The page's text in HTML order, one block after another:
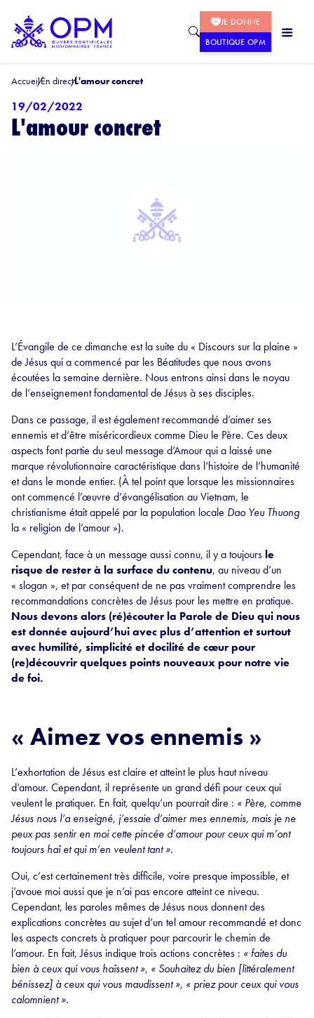
JE DONNE
BOUTIQUE OPM
AccueilEn directL'amour concret
19/02/2022
L'amour concret
L’Évangile de ce dimanche est la suite du « Discours sur la plaine »
de Jésus qui a commencé par les Béatitudes que nous avons
écoutées la semaine dernière. Nous entrons ainsi dans le noyau
de l’enseignement fondamental de Jésus à ses disciples.
Dans ce passage, il est également recommandé d’aimer ses
ennemis et d’être miséricordieux comme Dieu le Père. Ces deux
aspects font partie du seul message d’Amour qui a laissé une
marque révolutionnaire caractéristique dans l’histoire de l’humanité
et dans le monde entier. (À tel point que lorsque les missionnaires
ont commencé l’œuvre d’évangélisation au Vietnam, le
christianisme était appelé par la population locale Dao Yeu Thuong
la « religion de l’amour »).
Cependant, face à un message aussi connu, il y a toujours le
risque de rester à la surface du contenu, au niveau d’un
« slogan », et par conséquent de ne pas vraiment comprendre les
recommandations concrètes de Jésus pour les mettre en pratique.
Nous devons alors (ré)écouter la Parole de Dieu qui nous
est donnée aujourd’hui avec plus d’attention et surtout
avec humilité, simplicité et docilité de cœur pour
(re)découvrir quelques points nouveaux pour notre vie
de foi.
« Aimez vos ennemis »
L’exhortation de Jésus est claire et atteint le plus haut niveau
d’amour. Cependant, il représente un grand défi pour ceux qui
veulent le pratiquer. En fait, quelqu’un pourrait dire : « Père, comme
Jésus nous l’a enseigné, j’essaie d’aimer mes ennemis, mais je ne
peux pas sentir en moi cette pincée d’amour pour ceux qui m’ont
toujours haï et qui m’en veulent tant ».
Oui, c’est certainement très difficile, voire presque impossible, et
j’avoue moi aussi que je n’ai pas encore atteint ce niveau.
Cependant, les paroles mêmes de Jésus nous donnent des
explications concrètes au sujet d’un tel amour recommandé et donc
les aspects concrets à pratiquer pour parcourir le chemin de
l’amour. En fait, Jésus indique trois actions concrètes : « faites du
bien à ceux qui vous haïssent », « Souhaitez du bien [littéralement
bénissez] à ceux qui vous maudissent », « priez pour ceux qui vous
calomnient ».